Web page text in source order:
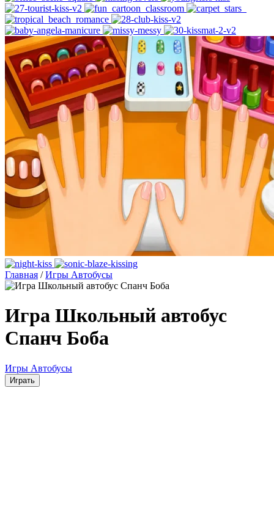
Главная / Игры Автобусы
Игра Школьный автобус
Спанч Боба
Игры Автобусы
Играть